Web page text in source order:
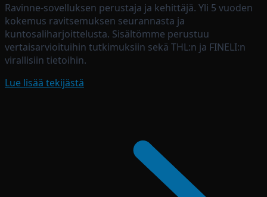
Ravinne-sovelluksen perustaja ja kehittäjä. Yli 5 vuoden
kokemus ravitsemuksen seurannasta ja
kuntosaliharjoittelusta. Sisältömme perustuu
vertaisarvioituihin tutkimuksiin sekä THL:n ja FINELI:n
virallisiin tietoihin.
Lue lisää tekijästä